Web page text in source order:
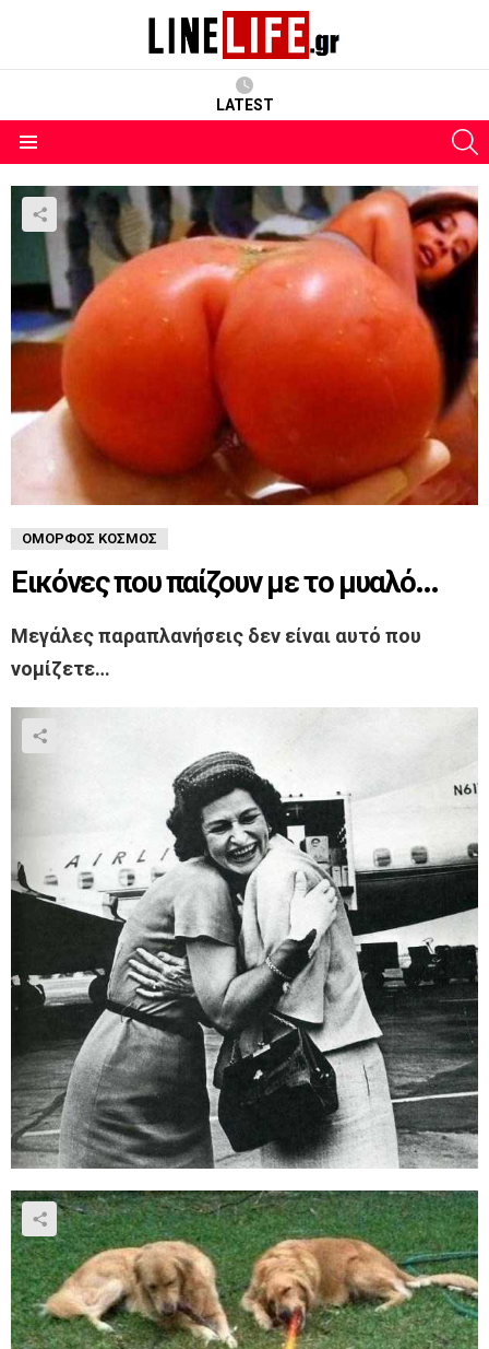
LATEST
ΌΜΟΡΦΟΣ ΚΌΣΜΟΣ
Εικόνες που παίζουν με το μυαλό…
Μεγάλες παραπλανήσεις δεν είναι αυτό που
νομίζετε…